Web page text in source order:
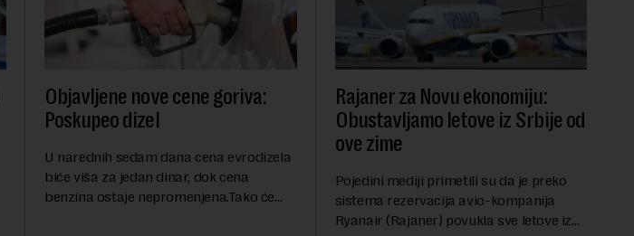
Objavljene nove cene goriva:
Poskupeo dizel
U narednih sedam dana cena evrodizela
biće viša za jedan dinar, dok cena
benzina ostaje nepromenjena.Tako će
Rajaner za Novu ekonomiju:
Obustavljamo letove iz Srbije od
ove zime
Pojedini mediji primetili su da je preko
sistema rezervacija avio-kompanija
Ryanair (Rajaner) povukla sve letove iz